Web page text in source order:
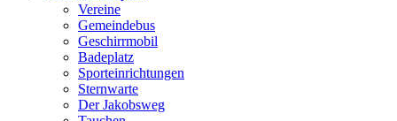
Vereine
Gemeindebus
Geschirrmobil
Badeplatz
Sporteinrichtungen
Sternwarte
Der Jakobsweg